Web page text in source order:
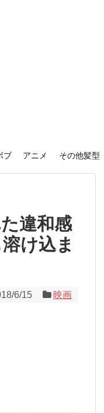
ブ アニメ その他髪型
違和感
け込ま
6/15 映画